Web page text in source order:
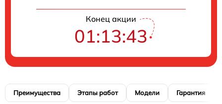
Конец акции
01:13:42
Преимущества Этапы работ Модели Гарантия